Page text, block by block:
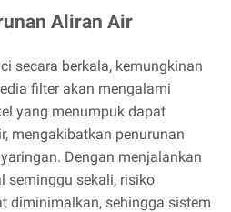
Aliran Air
secara berkala, kemungkinan
filter akan mengalami
yang menumpuk dapat
mengakibatkan penurunan
Dengan menjalankan
seminggu sekali, risiko
diminimalkan, sehingga sistem